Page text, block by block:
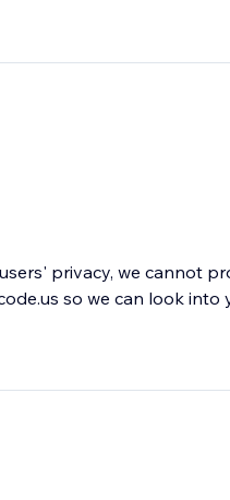
privacy, we cannot
so we can look into